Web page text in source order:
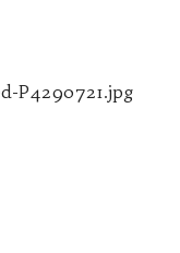
P4290721.jpg